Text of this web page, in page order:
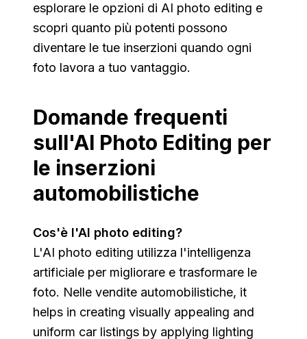
esplorare le opzioni di AI photo editing e
scopri quanto più potenti possono
diventare le tue inserzioni quando ogni
foto lavora a tuo vantaggio.
Domande frequenti
sull'AI Photo Editing per
le inserzioni
automobilistiche
Cos'è l'AI photo editing?
L'AI photo editing utilizza l'intelligenza
artificiale per migliorare e trasformare le
foto. Nelle vendite automobilistiche, it
helps in creating visually appealing and
uniform car listings by applying lighting